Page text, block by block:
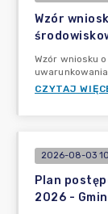
Wzór
Wzór wniosku
CZYTAJ
2026-08-03
Plan
2026 -